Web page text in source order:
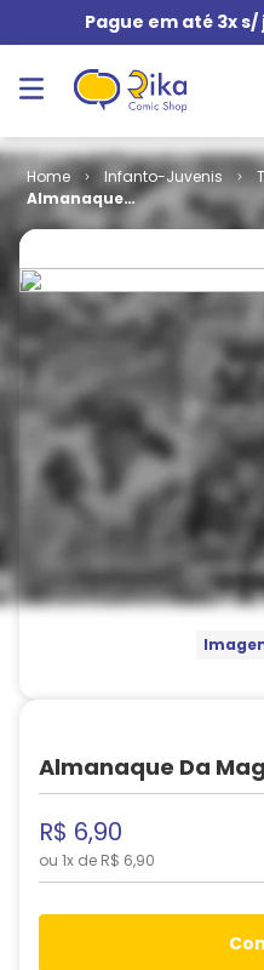
Pague em até 3x s/
Infanto-Juvenis
Almanaque
da Magali #
Almanaque Da
R$ 6,90
ou 1x de R$ 6,90